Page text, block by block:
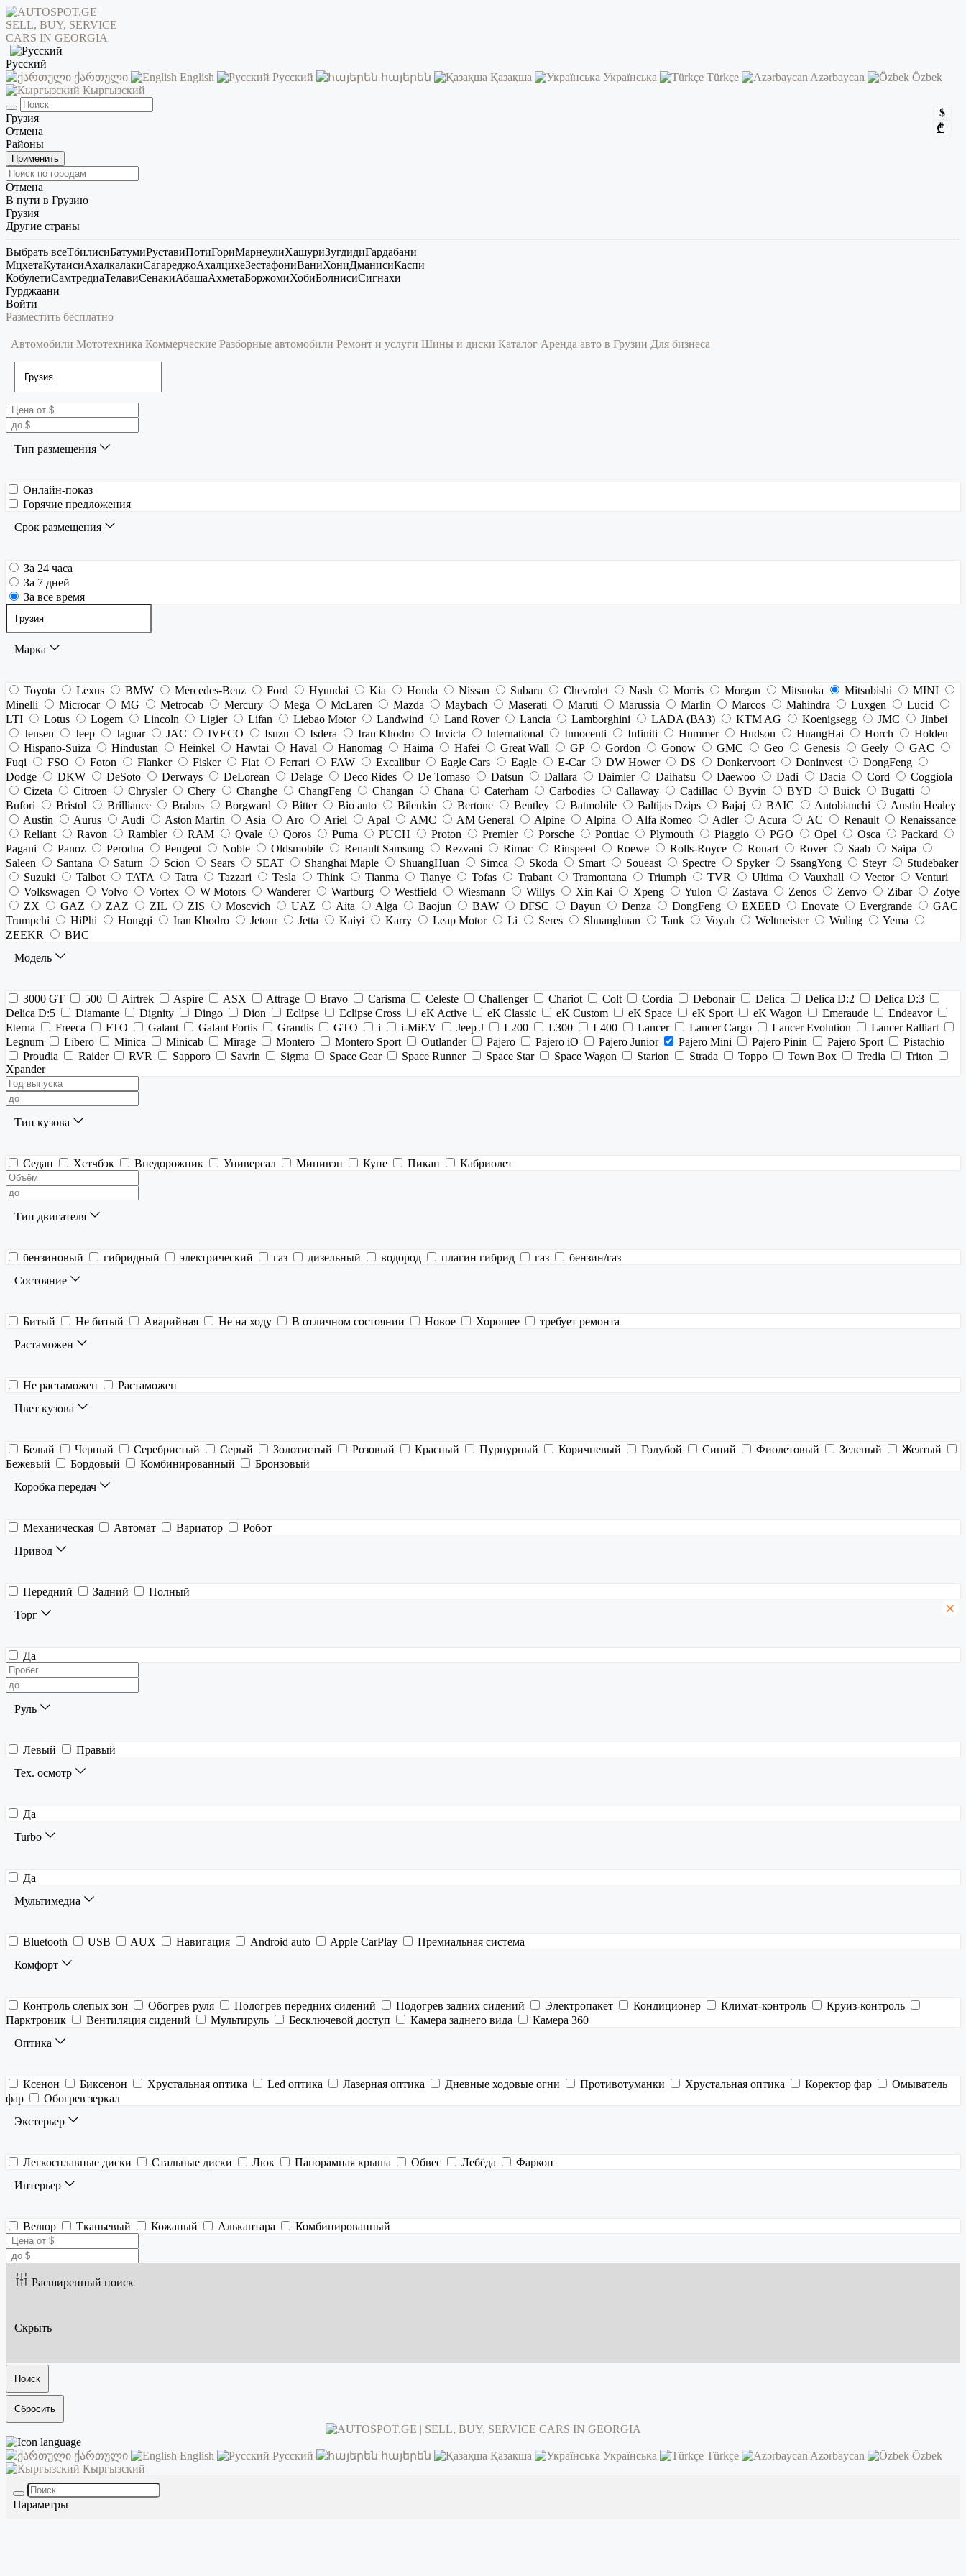
Русский
ქართული
English Русский հայերեն Қазақша Українська Türkçe Azərbaycan
Özbek
Кыргызский
$
₾
Грузия
Отмена
Районы
Применить
Отмена
В пути в Грузию
Грузия
Другие страны
Выбрать всеТбилисиБатумиРуставиПотиГориМарнеулиХашуриЗугдидиГардабани
МцхетаКутаисиАхалкалакиСагареджоАхалцихеЗестафониВаниХониДманисиКаспи
КобулетиСамтредиаТелавиСенакиАбашаАхметаБоржомиХобиБолнисиСигнахи
Гурджаани
Войти
Разместить бесплатно
Автомобили Мототехника Коммерческие Разборные автомобили Ремонт и услуги Шины и диски Каталог Аренда авто в Грузии Для бизнеса
Тип размещения
Онлайн-показ
Горячие предложения
Срок размещения
За 24 часа
За 7 дней
За все время
Марка
Toyota Lexus BMW Mercedes-Benz Ford Hyundai Kia Honda Nissan Subaru Chevrolet Nash Morris Morgan Mitsuoka Mitsubishi
MINI
Minelli
Microcar MG Metrocab Mercury Mega McLaren Mazda Maybach Maserati Maruti Marussia Marlin Marcos Mahindra Luxgen
Lucid
LTI
Lotus Logem Lincoln Ligier Lifan Liebao Motor Landwind Land Rover Lancia Lamborghini LADA (ВАЗ) KTM AG Koenigsegg JMC
Jinbei
Jensen
Jeep Jaguar JAC IVECO Isuzu Isdera Iran Khodro Invicta International Innocenti Infiniti Hummer Hudson HuangHai Horch
Holden
Hispano-Suiza
Hindustan Heinkel Hawtai Haval Hanomag Haima Hafei Great Wall GP Gordon Gonow GMC Geo Genesis Geely
GAC
Fuqi
FSO Foton Flanker Fisker Fiat Ferrari FAW Excalibur Eagle Cars Eagle E-Car DW Hower DS Donkervoort Doninvest
DongFeng
Dodge
DKW DeSoto Derways DeLorean Delage Deco Rides De Tomaso Datsun Dallara Daimler Daihatsu Daewoo Dadi Dacia Cord
Coggiola
Cizeta
Citroen Chrysler Chery Changhe ChangFeng Changan Chana Caterham Carbodies Callaway Cadillac Byvin BYD Buick
Bugatti
Bufori
Bristol Brilliance Brabus Borgward Bitter Bio auto Bilenkin Bertone Bentley Batmobile Baltijas Dzips Bajaj BAIC Autobianchi
Austin Healey
Austin
Aurus Audi Aston Martin Asia Aro Ariel Apal AMC AM General Alpine Alpina Alfa Romeo Adler Acura AC Renault
Renaissance
Reliant
Ravon Rambler RAM Qvale Qoros Puma PUCH Proton Premier Porsche Pontiac Plymouth Piaggio PGO Opel Osca
Packard
Pagani
Panoz Perodua Peugeot Noble Oldsmobile Renault Samsung Rezvani Rimac Rinspeed Roewe Rolls-Royce Ronart Rover Saab
Saipa
Saleen
Santana Saturn Scion Sears SEAT Shanghai Maple ShuangHuan Simca Skoda Smart Soueast Spectre Spyker SsangYong Steyr
Studebaker
Suzuki
Talbot TATA Tatra Tazzari Tesla Think Tianma Tianye Tofas Trabant Tramontana Triumph TVR Ultima Vauxhall Vector
Venturi
Volkswagen
Volvo Vortex W Motors Wanderer Wartburg Westfield Wiesmann Willys Xin Kai Xpeng Yulon Zastava Zenos Zenvo Zibar
Zotye
ZX
GAZ ZAZ ZIL ZIS Moscvich UAZ Aita Alga Baojun BAW DFSC Dayun Denza DongFeng EXEED Enovate Evergrande
GAC
Trumpchi
HiPhi Hongqi Iran Khodro Jetour Jetta Kaiyi Karry Leap Motor Li Seres Shuanghuan Tank Voyah Weltmeister Wuling
Yema
ZEEKR
ВИС
Модель
3000 GT 500 Airtrek Aspire ASX Attrage Bravo Carisma Celeste Challenger Chariot Colt Cordia Debonair Delica Delica D:2
Delica D:3
Delica D:5
Diamante Dignity Dingo Dion Eclipse Eclipse Cross eK Active eK Classic eK Custom eK Space eK Sport eK Wagon Emeraude
Endeavor
Eterna
Freeca FTO Galant Galant Fortis Grandis GTO i i-MiEV Jeep J L200 L300 L400 Lancer Lancer Cargo Lancer Evolution
Lancer Ralliart
Legnum
Libero Minica Minicab Mirage Montero Montero Sport Outlander Pajero Pajero iO Pajero Junior Pajero Mini Pajero Pinin Pajero Sport
Pistachio
Proudia
Raider RVR Sapporo Savrin Sigma Space Gear Space Runner Space Star Space Wagon Starion Strada Toppo Town Box Tredia
Triton
Xpander
Тип кузова
Седан Хетчбэк Внедорожник Универсал Минивэн Купе Пикап Кабриолет
Тип двигателя
бензиновый гибридный электрический газ дизельный водород плагин гибрид газ
бензин/газ
Состояние
Битый Не битый Аварийная Не на ходу В отличном состоянии Новое Хорошее
требует ремонта
Растаможен
Не растаможен
Растаможен
Цвет кузова
Белый Черный Серебристый Серый Золотистый Розовый Красный Пурпурный Коричневый Голубой Синий Фиолетовый Зеленый
Желтый
Бежевый
Бордовый Комбинированный
Бронзовый
Коробка передач
Механическая Автомат Вариатор
Робот
Привод
Передний Задний
Полный
Торг
Да
Руль
Левый
Правый
Тех. осмотр
Да
Turbo
Да
Мультимедиа
Bluetooth USB AUX Навигация Android auto Apple CarPlay
Премиальная система
Комфорт
Контроль слепых зон Обогрев руля Подогрев передних сидений Подогрев задних сидений Электропакет Кондиционер Климат-контроль
Круиз-контроль
Парктроник
Вентиляция сидений Мультируль Бесключевой доступ Камера заднего вида
Камера 360
Оптика
Ксенон Биксенон Хрустальная оптика Led оптика Лазерная оптика Дневные ходовые огни Противотуманки Хрустальная оптика Коректор фар
Омыватель
фар
Обогрев зеркал
Экстерьер
Легкосплавные диски Стальные диски Люк Панорамная крыша Обвес Лебёда
Фаркоп
Интерьер
Велюр Тканьевый Кожаный Алькантара Комбинированный
Расширенный поиск
Скрыть
Поиск
Сбросить
ქართული English Русский հայերեն Қазақша Українська Türkçe Azərbaycan
Özbek
Кыргызский
Параметры